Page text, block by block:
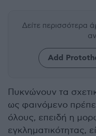
Δείτε περισσότερα
Add
Πυκνώνουν τα
ως φαινόμενο
όλους, επειδή η
εγκληματικότητας,